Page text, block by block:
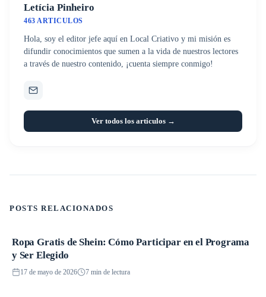
Letícia Pinheiro
463 ARTICULOS
Hola, soy el editor jefe aquí en Local Criativo y mi misión es
difundir conocimientos que sumen a la vida de nuestros lectores
a través de nuestro contenido, ¡cuenta siempre conmigo!
Ver todos los articulos →
POSTS RELACIONADOS
Promociones
Ropa Gratis de Shein: Cómo Participar en el Programa
y Ser Elegido
17 de mayo de 2026 7 min de lectura